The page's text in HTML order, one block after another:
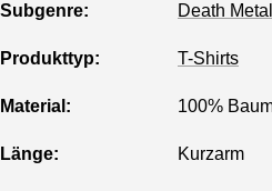
Subgenre: Death Metal
Produkttyp: T-Shirts
Material: 100%
Länge: Kurzarm